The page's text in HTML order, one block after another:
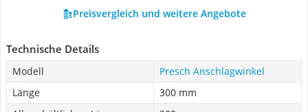
Preisvergleich und weitere Angebote
Technische Details
Modell
Presch Anschlagwinkel
Länge
300 mm